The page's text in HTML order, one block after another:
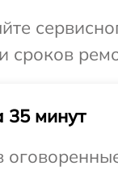
сроков
35 минут